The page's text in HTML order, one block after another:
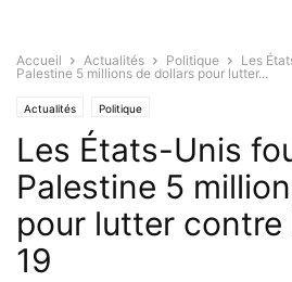
Accueil Actualités Politique
Les
Palestine 5 millions de dollars pour lutter...
Actualités Politique
Les États-Unis
Palestine 5
pour lutter contre
19